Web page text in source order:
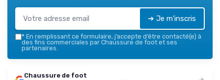
➔ Je m'inscris
* En remplissant ce formulaire, j’accepte d’être contacté(e) à
des fins commerciales par Chaussure de foot et ses
partenaires.
Chaussure de foot